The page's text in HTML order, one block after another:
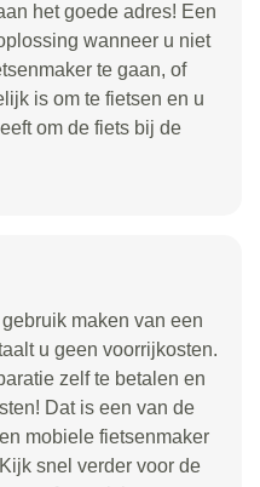
het goede adres! Een
wanneer u niet
te gaan, of
is om te fietsen en u
om de fiets bij de
maken van een
u geen voorrijkosten.
zelf te betalen en
Dat is een van de
mobiele fietsenmaker
snel verder voor de